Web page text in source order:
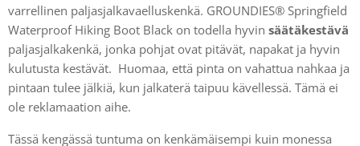
varrellinen paljasjalkavaelluskenkä. GROUNDIES® Springfield
Waterproof Hiking Boot Black on todella hyvin säätäkestävä
paljasjalkakenkä, jonka pohjat ovat pitävät, napakat ja hyvin
kulutusta kestävät. Huomaa, että pinta on vahattua nahkaa ja
pintaan tulee jälkiä, kun jalkaterä taipuu kävellessä. Tämä ei
ole reklamaation aihe.
Tässä kengässä tuntuma on kenkämäisempi kuin monessa